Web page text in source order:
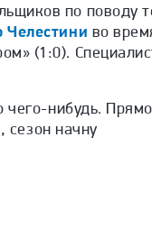
по поводу
Челестини во
(1:0).
чего-нибудь. Прямо
сезон начну